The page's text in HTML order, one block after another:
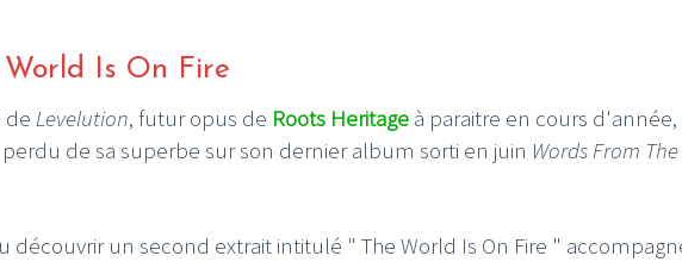
World Is On Fire
de Levelution, futur opus de Roots Heritage à paraitre en cours d'année,
de sa superbe sur son dernier album sorti en juin Words From The
découvrir un second extrait intitulé " The World Is On Fire "